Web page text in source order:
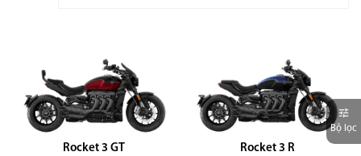
Bộ lọc
Rocket 3 GT
Rocket 3 R